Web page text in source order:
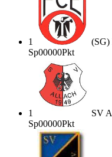
1 (SG)
Sp00000Pkt
1 SV
Sp00000Pkt